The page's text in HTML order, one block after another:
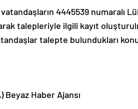
4445539 numaralı
talepleriyle ilgili kayıt
talepte bulundukları
Beyaz Haber Ajansı